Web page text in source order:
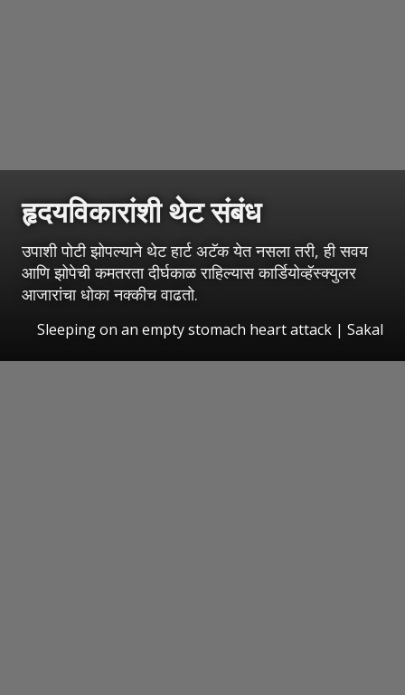
हृदयविकारांशी थेट संबंध
उपाशी पोटी झोपल्याने थेट हार्ट अटॅक येत नसला तरी, ही सवय
आणि झोपेची कमतरता दीर्घकाळ राहिल्यास कार्डियोव्हॅस्क्युलर
आजारांचा धोका नक्कीच वाढतो.
Sleeping on an empty stomach heart attack | Sakal